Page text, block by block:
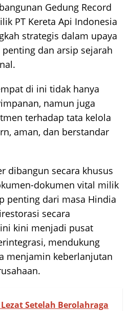
Gedung Record
PT Kereta Api Indonesia
strategis dalam upaya
dan arsip sejarah
di ini tidak hanya
namun juga
terhadap tata kelola
aman, dan berstandar
dibangun secara khusus
dokumen vital milik
penting dari masa Hindia
secara
kini menjadi pusat
mendukung
menjamin keberlanjutan
Setelah Berolahraga